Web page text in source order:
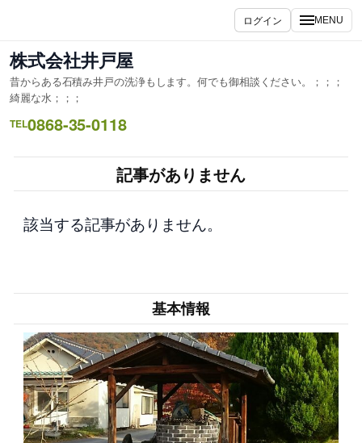
を
ス
キ
ッ
プ
ログイン MENU
株式会社井戸屋
昔からある石積み井戸の洗浄もします。何でも御相談ください。；；；
綺麗な水；；；
TEL0868-35-0118
記事がありません
該当する記事がありません。
基本情報